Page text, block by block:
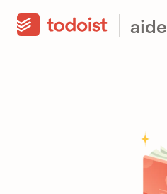
aide